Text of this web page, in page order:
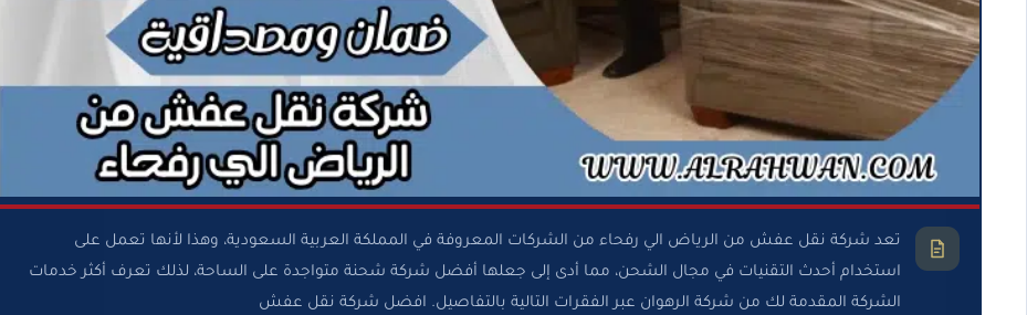
تعد شركة نقل عفش من الرياض الي رفحاء من الشركات المعروفة في المملكة العربية السعودية، وهذا لأنها تعمل على
استخدام أحدث التقنيات في مجال الشحن، مما أدى إلى جعلها أفضل شركة شحنة متواجدة على الساحة، لذلك تعرف أكثر خدمات
الشركة المقدمة لك من شركة الرهوان عبر الفقرات التالية بالتفاصيل. افضل شركة نقل عفش